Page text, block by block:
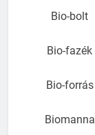
Bio-bolt
Bio-fazék
Bio-forrás
Biomanna